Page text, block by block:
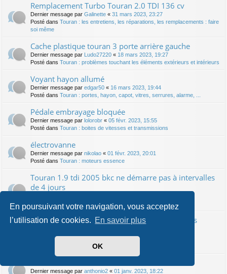
En poursuivant votre navigation, vous acceptez
l’utilisation de cookies. En savoir plus
OK
Remplacement Turbo Touran 2.0 TDI 136 cv
Dernier message par Galinette « 31 mars 2023, 23:27
Posté dans Touran : les entretiens, les réparations, les remplacements : faire
soi même
Cache plastique touran 3 porte arrière gauche
Dernier message par Ludo27220 « 18 mars 2023, 19:27
Posté dans Touran : problèmes touchant les éléments extérieurs et intérieurs
Voyant hayon allumé
Dernier message par edgar50 « 16 mars 2023, 19:44
Posté dans Touran : portes, hayon, capot, vitres, serrures, alarme, ...
Pédale embrayage bloquée
Dernier message par lolorobr « 05 févr. 2023, 15:55
Posté dans Touran : boites de vitesses et transmissions
électrovanne
Dernier message par nikolao « 01 févr. 2023, 20:01
Posté dans Touran : moteurs essence
Touran 1.9 tdi 2005 bkc ne démarre pas à intervalles
de 4 jours
Posté dans
Touran : moteurs diesels IP
Pulseur en marche mais pas d'arrivée d'air dans
Dernier message parsamy«25 janv. 2023, 09:54
Touran : ventilation, chauffage, climatisation ...
Dernier message par anthonio2 « 01 janv. 2023, 18:22